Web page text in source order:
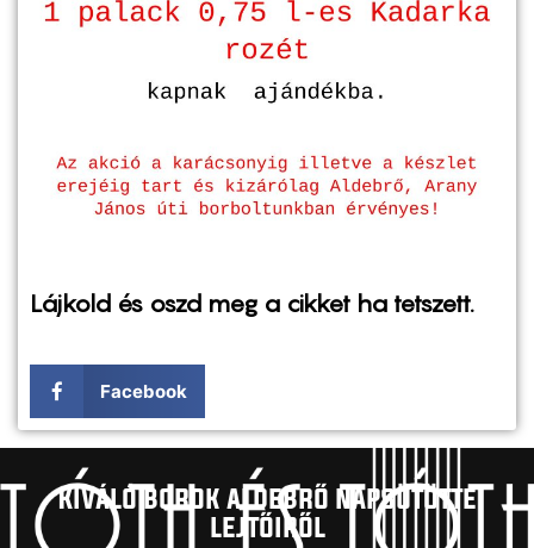
Lájkold és oszd meg a cikket ha tetszett.
Facebook
Kíváló borok aldebrő napsütötte
lejtőiről